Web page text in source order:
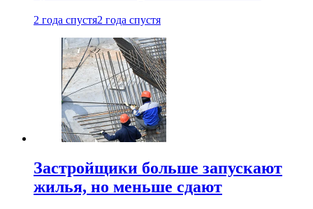
2 года спустя2 года спустя
Застройщики больше запускают
жилья, но меньше сдают